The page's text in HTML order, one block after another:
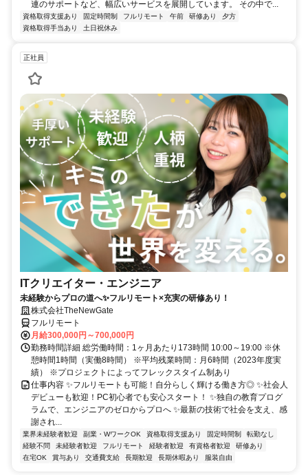
連のサポートなど、幅広いサービスを展開しています。 その中で...
資格取得支援あり 固定時間制 フルリモート 午前 研修あり
夕方
資格取得手当あり
土日祝休み
正社員
ITクリエイター・エンジニア
未経験からプロの道へ✨フルリモート×充実の研修あり！
株式会社TheNewGate
フルリモート
月給300,000円～700,000円
勤務時間詳細 総労働時間：1ヶ月あたり173時間 10:00～19:00 ※休
憩時間1時間（実働8時間） ※平均残業時間：月6時間（2023年度実
績） ※プロジェクトによってフレックスタイム制あり
仕事内容 ✨フルリモートも可能！自分らしく輝ける働き方◎ ✨社会人
デビューも歓迎！PC初心者でも安心スタート！ ✨独自の教育プログ
ラムで、エンジニアのゼロからプロへ ✨最新の技術で社会を支え、感
謝され...
業界未経験者歓迎 副業・WワークOK 資格取得支援あり 固定時間制
転勤なし
経験不問
未経験者歓迎 フルリモート 経験者歓迎 有資格者歓迎
研修あり
在宅OK
賞与あり 交通費支給 長期歓迎 長期休暇あり 服装自由